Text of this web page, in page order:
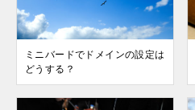
ミニバードでドメインの設定は
どうする？